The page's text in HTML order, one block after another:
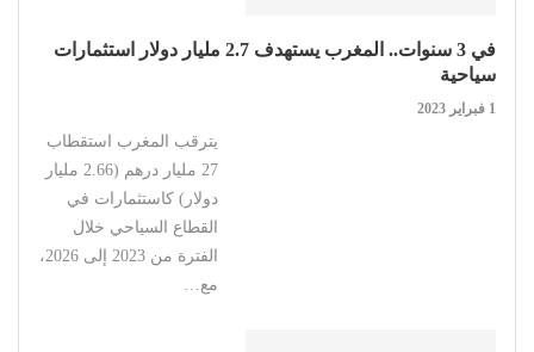
في 3 سنوات.. المغرب يستهدف 2.7 مليار دولار استثمارات
سياحية
1 فبراير 2023
يترقب المغرب استقطاب
27 مليار درهم (2.66 مليار
دولار) كاستثمارات في
القطاع السياحي خلال
الفترة من 2023 إلى 2026،
مع…